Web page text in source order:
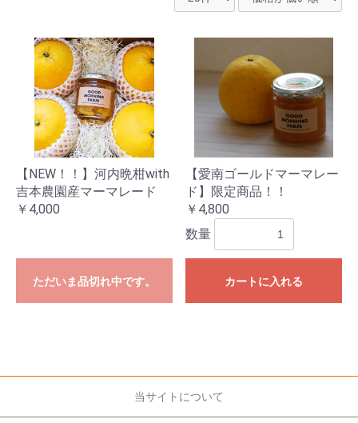
【NEW！！】河内晩柑with
吉本農園産マーマレード
￥4,000
ただいま品切れ中です。
【愛南ゴールドマーマレー
ド】限定商品！！
￥4,800
数量
カートに入れる
カートへ進む
当サイトについて